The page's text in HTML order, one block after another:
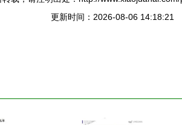
更新时间：2026-08-06 14:18:21